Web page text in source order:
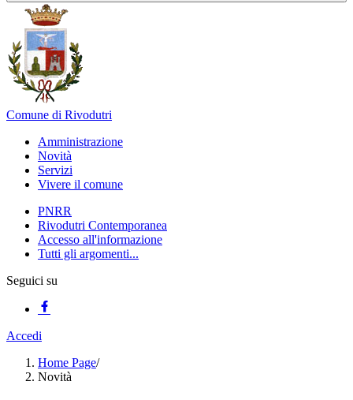
Comune di Rivodutri
Amministrazione
Novità
Servizi
Vivere il comune
PNRR
Rivodutri Contemporanea
Accesso all'informazione
Tutti gli argomenti...
Seguici su
Accedi
Home Page/
Novità